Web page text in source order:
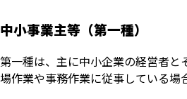
中小事業主等（第一種）
第一種は、主に中小企業の経営者
場作業や事務作業に従事している場